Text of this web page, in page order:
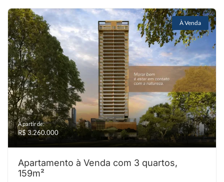
À Venda
A partir de:
R$ 3.260.000
Apartamento à Venda com 3 quartos,
159m²